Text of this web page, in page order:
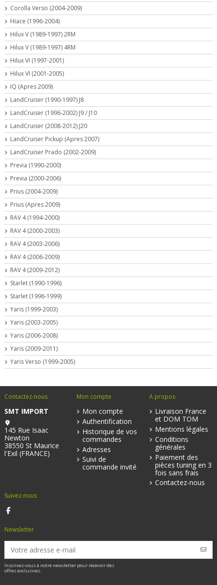
Corolla Verso (2004-2009)
Hiace (1996-2004)
Hilux V (1989-1997) 2RM
Hilux V (1989-1997) 4RM
Hilux VI (1997-2001)
Hilux VI (2001-2005)
IQ (Apres 2009)
LandCruiser (1990-1997) J8
LandCruiser (1996-2002) J9 / J10
LandCruiser (2008-2012) J20
LandCruiser Pickup (Apres 2007)
LandCruiser Prado (2002-2009)
Previa (1990-2000)
Previa (2000-2006)
Prius (2004-2009)
Prius (Apres 2009)
RAV 4 (1994-2000)
RAV 4 (2000-2003)
RAV 4 (2003-2006)
RAV 4 (2006-2009)
RAV 4 (2009-2012)
Starlet (1990-1996)
Starlet (1996-1999)
Yaris (1999-2003)
Yaris (2003-2005)
Yaris (2006-2008)
Yaris (2009-2011)
Yaris Verso (1999-2005)
Contactez-nous
SMT IMPORT
145 Rue Isaac
Newton
38550 St Maurice
l'Exil (FRANCE)
Mon compte
Mon compte
Authentification
Historique de vos
commandes
Adresses
Suivi de
commande invité
A propos
Livraison France
et DOM TOM
Mentions légales
Conditions
générales
Paiement des
pièces tuning en 3
fois sans frais
Contactez-nous
Suivez-nous
Newsletter
Inscrivez-vous à notre newsletter pour recevoir des
offres exclusives.